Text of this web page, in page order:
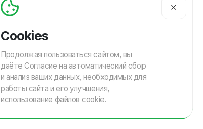
СДЕЛАНО В ЧИПСЕ
Продолжая пользоваться сайтом, вы
даёте Согласие на автоматический сбор
и анализ ваших данных, необходимых для
работы сайта и его улучшения,
использование файлов cookie.